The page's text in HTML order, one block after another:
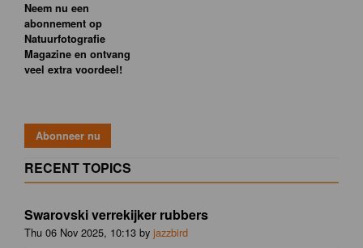
Neem nu een
abonnement op
Natuurfotografie
Magazine en ontvang
veel extra voordeel!
RECENT TOPICS
Swarovski verrekijker rubbers
Thu 06 Nov 2025, 10:13 by jazzbird